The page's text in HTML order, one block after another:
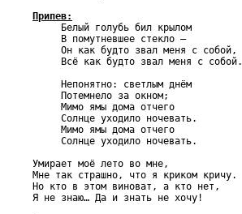
Припев:
Белый голубь бил крылом
     В помутневшее стекло –
     Он как будто звал меня с собой,
     Всё как будто звал меня с собой.
     Непонятно: светлым днём
     Потемнело за окном;
     Мимо ямы дома отчего
     Солнце уходило ночевать.
     Мимо ямы дома отчего
     Солнце уходило ночевать.
Умирает моё лето во мне,
Мне так страшно, что я криком кричу.
Но кто в этом виноват, а кто нет,
Я не знаю… Да и знать не хочу!